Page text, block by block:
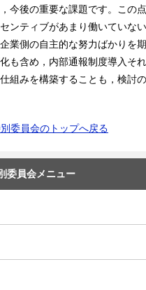
今後の重要な課題です。この
ンティブがあまり働いていな
業側の自主的な努力ばかりを
も含め，内部通報制度導入そ
組みを構築することも，検討
委員会のトップへ戻る
委員会メニュー